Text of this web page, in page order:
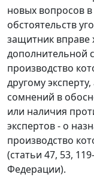
новых вопросов
обстоятельств
защитник вправе
дополнительной
производство
другому
сомнений в
или наличия
экспертов - о
производство
(статьи 47, 53,
Федерации).